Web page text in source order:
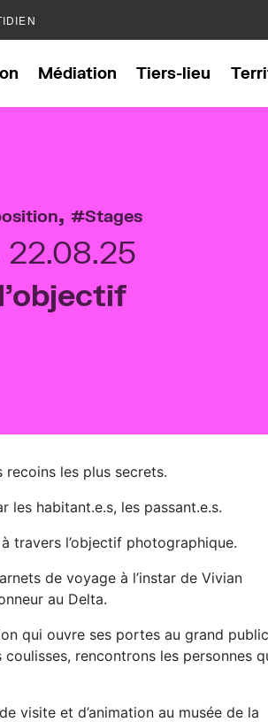
Médiation Tiers-lieu
, Stages
22.08.25
les plus secrets.
les habitant.e.s, les passant.e.s.
travers l’objectif photographique.
de voyage à l’instar de Vivian
au Delta.
qui ouvre ses portes au grand public
rencontrons les personnes
visite et d’animation au musée de la